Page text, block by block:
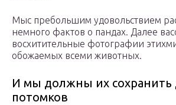
Мыс пребольшим удовольствием
немного фактов о пандах. Далее
восхитительные фотографии
обожаемых всеми животных.
И мы должны их сохранить
потомков